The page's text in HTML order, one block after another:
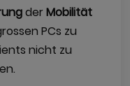
der Mobilität
PCs zu
nicht zu